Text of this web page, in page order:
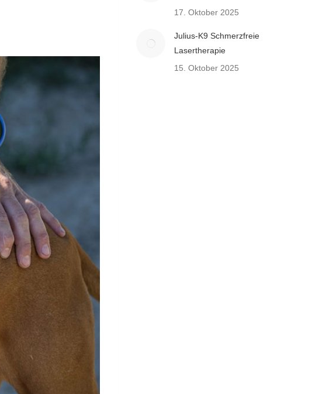
17. Oktober 2025
Julius-K9 Schmerzfreie
Lasertherapie
15. Oktober 2025